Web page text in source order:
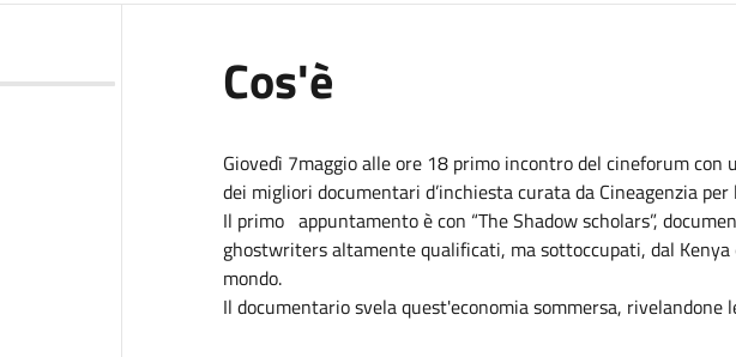
Cos'è
Giovedì 7maggio alle ore 18 primo incontro del cineforum con
dei migliori documentari d’inchiesta curata da Cineagenzia
Il primo appuntamento è con “The Shadow scholars”,
ghostwriters altamente qualificati, ma sottoccupati, dal
mondo.
Il documentario svela quest'economia sommersa, rivelandone